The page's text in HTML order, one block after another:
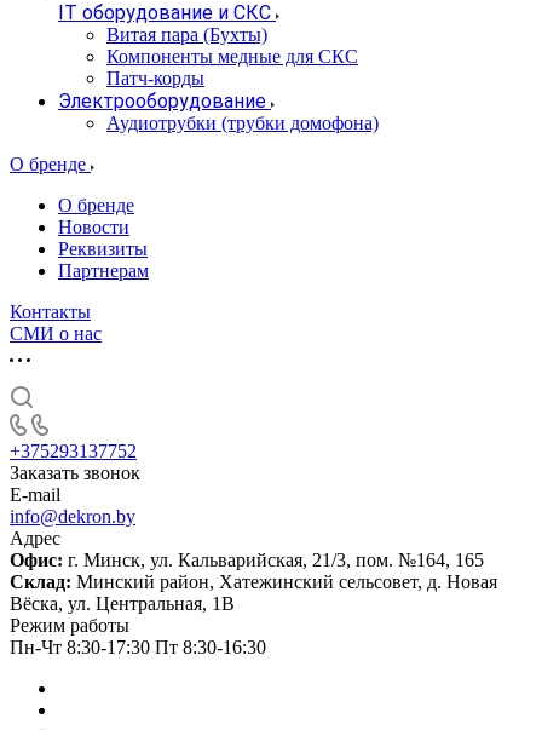
IT оборудование и СКС
Витая пара (Бухты)
Компоненты медные для СКС
Патч-корды
Электрооборудование
Аудиотрубки (трубки домофона)
О бренде
О бренде
Новости
Реквизиты
Партнерам
Контакты
СМИ о нас
+375293137752
Заказать звонок
E-mail
info@dekron.by
Адрес
Офис: г. Минск, ул. Кальварийская, 21/3, пом. №164, 165
Склад: Минский район, Хатежинский сельсовет, д. Новая
Вёска, ул. Центральная, 1В
Режим работы
Пн-Чт 8:30-17:30 Пт 8:30-16:30